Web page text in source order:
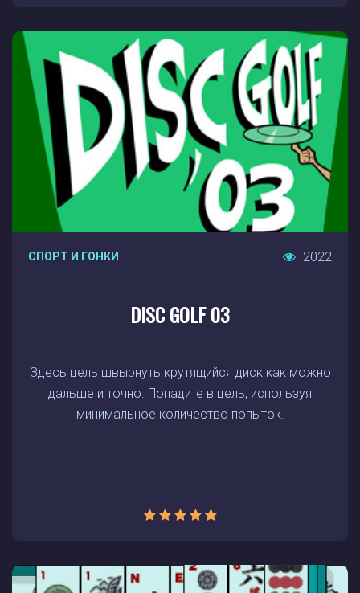
СПОРТ И ГОНКИ 2022
DISC GOLF 03
Здесь цель швырнуть крутящийся диск как можно
дальше и точно. Попадите в цель, используя
минимальное количество попыток.